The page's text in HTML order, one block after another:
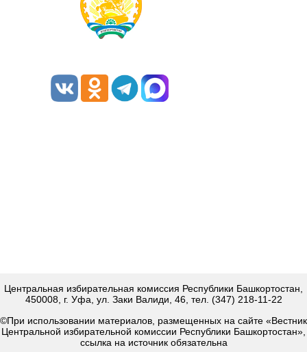
Центральная избирательная комиссия Республики Башкортостан,
450008, г. Уфа, ул. Заки Валиди, 46, тел. (347) 218-11-22
©При использовании материалов, размещенных на сайте «Вестник
Центральной избирательной комиссии Республики Башкортостан»,
ссылка на источник обязательна